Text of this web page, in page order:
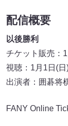
配信概要
以後勝利
チケット販売：
視聴：1月1日(
出演者：囲碁将
FANY Online